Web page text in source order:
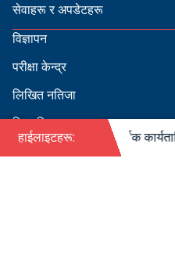
सेवाहरू र अपडेटहरू
विज्ञापन
परीक्षा केन्द्र
लिखित नतिजा
सिफारिस
हाईलाइटहरू:
को पदपूर्ति सम्बन्धी वार्षिक